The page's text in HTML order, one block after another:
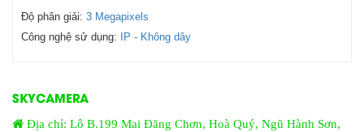
Độ phân giải: 3 Megapixels
Công nghệ sử dụng:
IP - Không dây
SKYCAMERA
Địa chỉ: Lô B.199 Mai Đăng Chơn, Hoà Quý, Ngũ Hành Sơn,